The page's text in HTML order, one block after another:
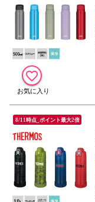
8/11時点_ポイント最大2倍